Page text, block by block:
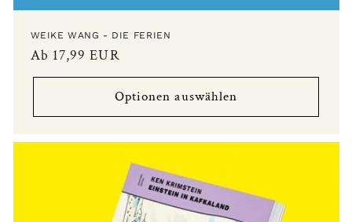
WEIKE WANG - DIE FERIEN
Normaler
Preis
Ab 17,99 EUR
Optionen auswählen